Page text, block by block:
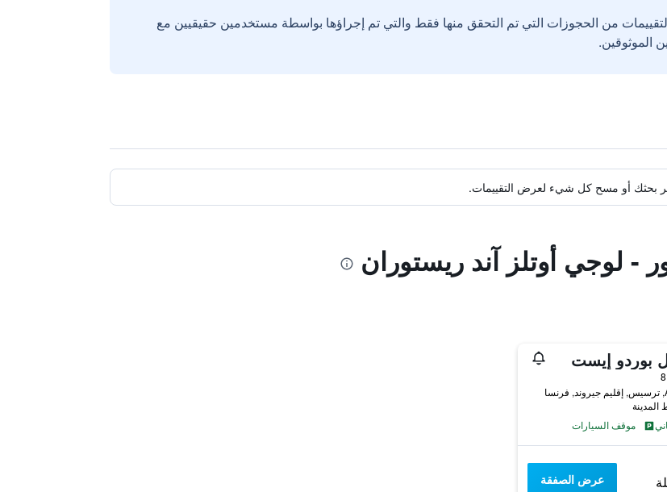
من الحجوزات التي تم التحقق منها فقط والتي تم إجراؤها بواسطة مستخدمين حقيقيين مع
بحثك أو مسح كل شيء لعرض التقييمات.
- لوجي أوتلز آند ريستوران
بوردو إيست
موقف السيارات
عرض الصفقة